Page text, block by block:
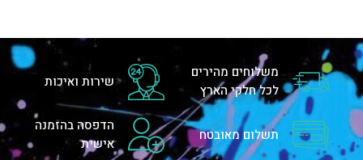
משלוחים מהירים
לכל חלקי הארץ
שירות ואיכות
תשלום מאובטח
הדפסה בהזמנה
אישית